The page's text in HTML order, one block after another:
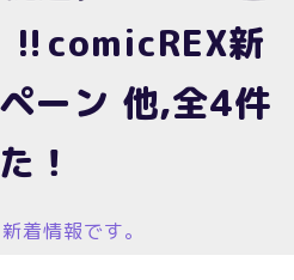
‼comicREX新
ーン 他,全4件
！
着情報です。